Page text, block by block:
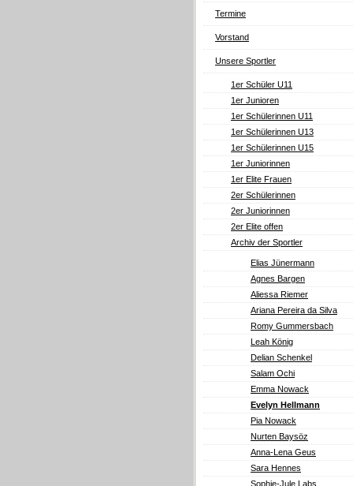
Termine
Vorstand
Unsere Sportler
1er Schüler U11
1er Junioren
1er Schülerinnen U11
1er Schülerinnen U13
1er Schülerinnen U15
1er Juniorinnen
1er Elite Frauen
2er Schülerinnen
2er Juniorinnen
2er Elite offen
Archiv der Sportler
Elias Jünermann
Agnes Bargen
Aliessa Riemer
Ariana Pereira da Silva
Romy Gummersbach
Leah König
Delian Schenkel
Salam Ochi
Emma Nowack
Evelyn Hellmann
Pia Nowack
Nurten Baysöz
Anna-Lena Geus
Sara Hennes
Sophie-Jule Labs